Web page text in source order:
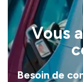
Vous
Besoin de